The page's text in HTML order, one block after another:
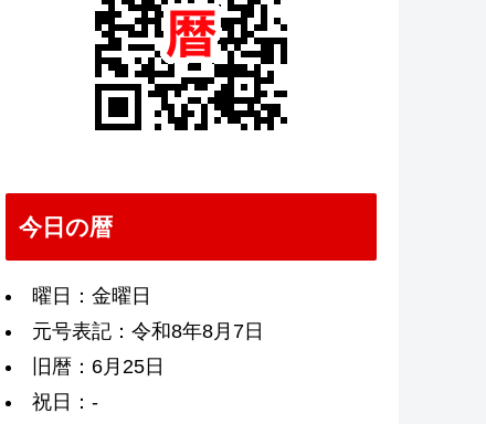
今日の暦
曜日：金曜日
元号表記：令和8年8月7日
旧暦：6月25日
祝日：-